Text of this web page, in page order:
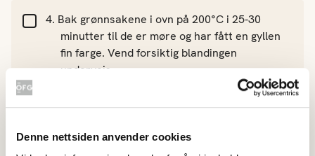
Denne nettsiden anvender cookies
Bak grønnsakene i ovn på 200°C i 25-30
minutter til de er møre og har fått en gyllen
fin farge. Vend forsiktig blandingen
underveis.
meste. Den kan også serveres alene som en